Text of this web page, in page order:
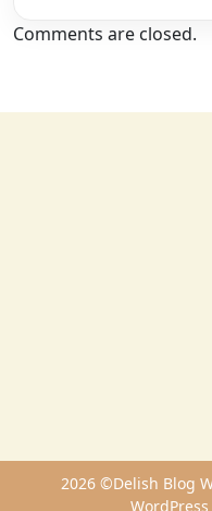
Comments are closed.
2026 ©Delish Blog